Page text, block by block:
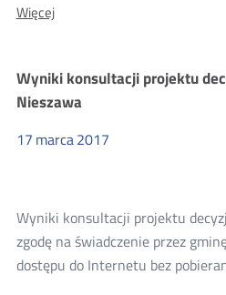
WięcejO:
dla
gminy
Kąty
Wyniki konsultacji projektu
Nieszawa
17 marca2017
Wyniki konsultacji projektu
zgodę na świadczenie przez
dostępu do Internetu bez